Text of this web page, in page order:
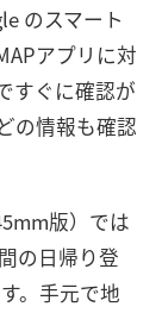
のスマート
アプリに対
すぐに確認が
の情報も確認
版）では
の日帰り登
。手元で地